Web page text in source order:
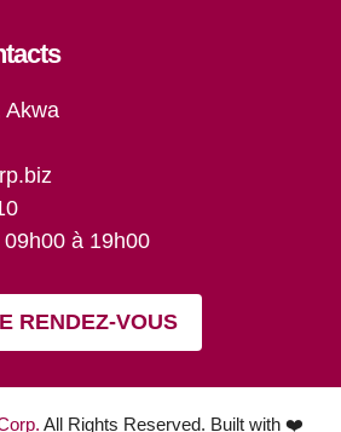
Akwa
à 19h00
RENDEZ-VOUS
All Rights Reserved. Built with ❤️